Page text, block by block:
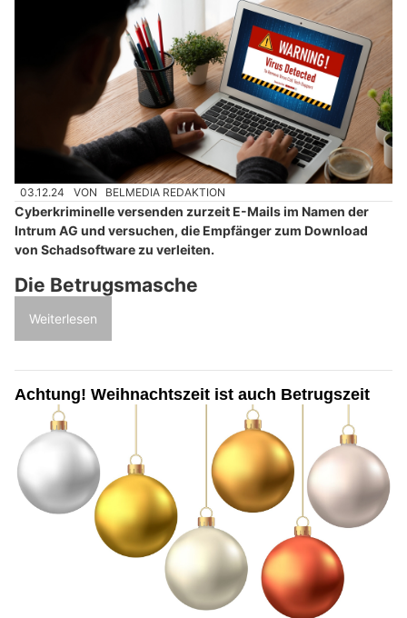
03.12.24 VON BELMEDIA REDAKTION
Cyberkriminelle versenden zurzeit E-Mails im Namen der
Intrum AG und versuchen, die Empfänger zum Download
von Schadsoftware zu verleiten.
Die Betrugsmasche
Weiterlesen
Achtung! Weihnachtszeit ist auch Betrugszeit